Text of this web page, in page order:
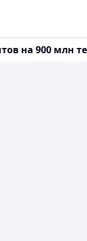
на 900 млн